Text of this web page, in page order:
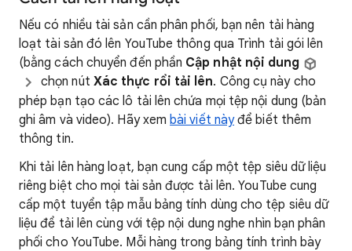
Nếu có nhiều tài sản cần phân phối, bạn nên tải hàng
loạt tài sản đó lên YouTube thông qua Trình tải gói lên
(bằng cách chuyển đến phần Cập nhật nội dung
chọn nút Xác thực rồi tải lên. Công cụ này cho
phép bạn tạo các lô tải lên chứa mọi tệp nội dung (bản
ghi âm và video). Hãy xem bài viết nàyđể biết thêm
thông tin.
Khi tải lên hàng loạt, bạn cung cấp một tệp siêu dữ liệu
riêng biệt cho mọi tài sản được tải lên. YouTube cung
cấp một tuyển tập mẫu bảng tính dùng cho tệp siêu dữ
liệu để tải lên cùng với tệp nội dung nghe nhìn bạn phân
phối cho YouTube. Mỗi hàng trong bảng tính trình bày